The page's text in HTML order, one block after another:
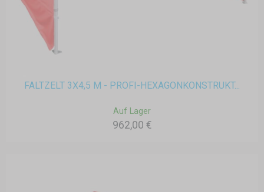
FALTZELT 3X4,5 M - PROFI-HEXAGONKONSTRUKT...
Auf Lager
962,00 €